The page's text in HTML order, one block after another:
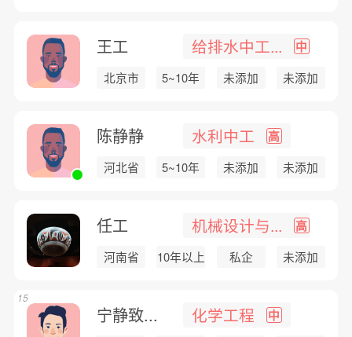
王工 给排水中工... 中
北京市 5~10年 未添加 未添加
陈静静 水利中工 高
河北省 5~10年 未添加 未添加
任工 机械设计与... 高
河南省 10年以上 私企 未添加
宁静致... 化学工程 中
15